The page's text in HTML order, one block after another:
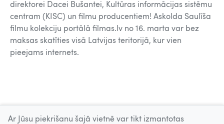
direktorei Dacei Bušantei, Kultūras informācijas sistēmu
centram (KISC) un filmu producentiem! Askolda Saulīša
filmu kolekciju portālā filmas.lv no 16. marta var bez
maksas skatīties visā Latvijas teritorijā, kur vien
pieejams internets.
Ar Jūsu piekrišanu šajā vietnē var tikt izmantotas